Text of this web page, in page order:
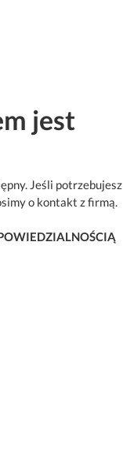
jest
Jeśli potrzebujesz
o kontakt z firmą.